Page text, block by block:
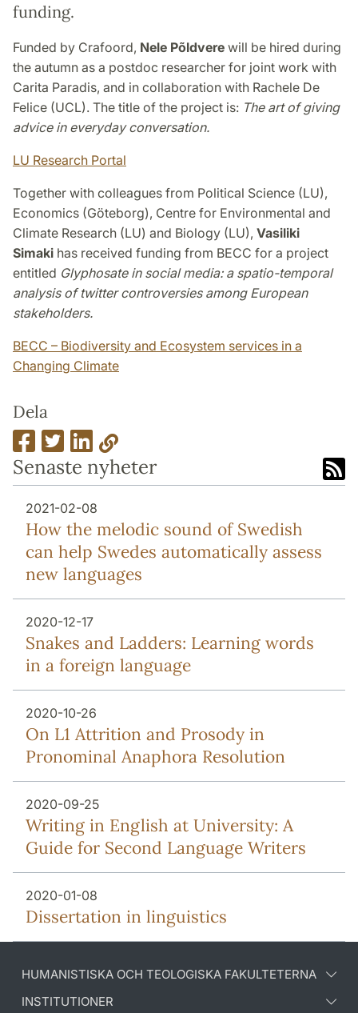
funding.
Funded by Crafoord, Nele Põldvere will be hired during
the autumn as a postdoc researcher for joint work with
Carita Paradis, and in collaboration with Rachele De
Felice (UCL). The title of the project is: The art of giving
advice in everyday conversation.
LU Research Portal
Together with colleagues from Political Science (LU),
Economics (Göteborg), Centre for Environmental and
Climate Research (LU) and Biology (LU), Vasiliki
Simaki has received funding from BECC for a project
entitled Glyphosate in social media: a spatio-temporal
analysis of twitter controversies among European
stakeholders.
BECC – Biodiversity and Ecosystem services in a
Changing Climate
Dela
Senaste nyheter
2021-02-08
How the melodic sound of Swedish
can help Swedes automatically assess
new languages
2020-12-17
Snakes and Ladders: Learning words
in a foreign language
2020-10-26
On L1 Attrition and Prosody in
Pronominal Anaphora Resolution
2020-09-25
Writing in English at University: A
Guide for Second Language Writers
2020-01-08
Dissertation in linguistics
HUMANISTISKA OCH TEOLOGISKA FAKULTETERNA
INSTITUTIONER